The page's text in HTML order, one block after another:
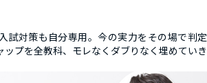
試対策も自分専用。今の実力をその場で判定
ップを全教科、モレなくダブりなく埋めていき